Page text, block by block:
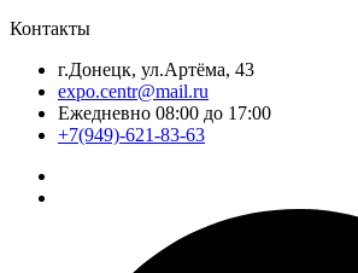
Контакты
г.Донецк, ул.Артёма, 43
expo.centr@mail.ru
Ежедневно 08:00 до 17:00
+7(949)-621-83-63